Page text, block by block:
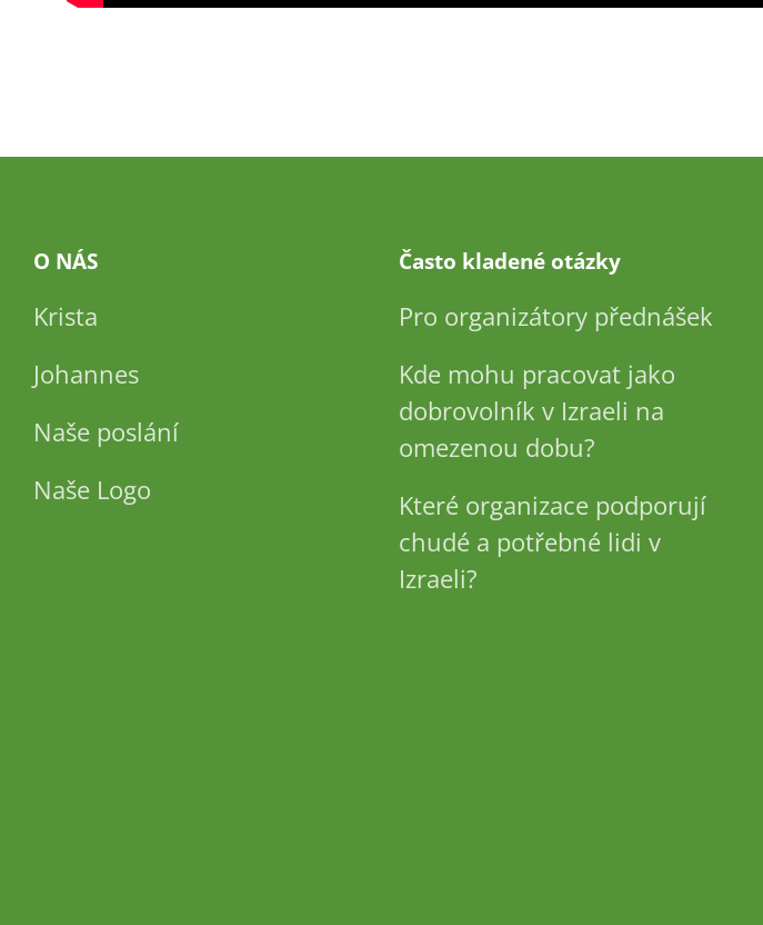
O NÁS
Krista
Johannes
Naše poslání
Naše Logo
Často kladené otázky
Pro organizátory přednášek
Kde mohu pracovat jako
dobrovolník v Izraeli na
omezenou dobu?
Které organizace podporují
chudé a potřebné lidi v
Izraeli?